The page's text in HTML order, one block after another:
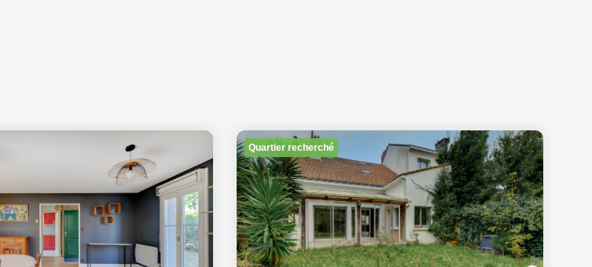
Quartier recherché